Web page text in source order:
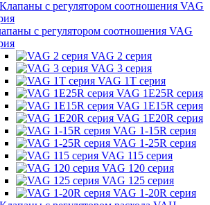
с регулятором соотношения VAG
VAG 2 серия
VAG 3 серия
VAG 1T серия
VAG 1E25R серия
VAG 1E15R серия
VAG 1E20R серия
VAG 1-15R серия
VAG 1-25R серия
VAG 115 серия
VAG 120 серия
VAG 125 серия
VAG 1-20R серия